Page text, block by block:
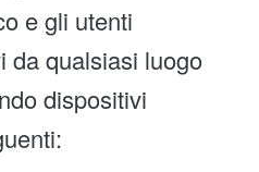
e gli utenti
da qualsiasi luogo
dispositivi